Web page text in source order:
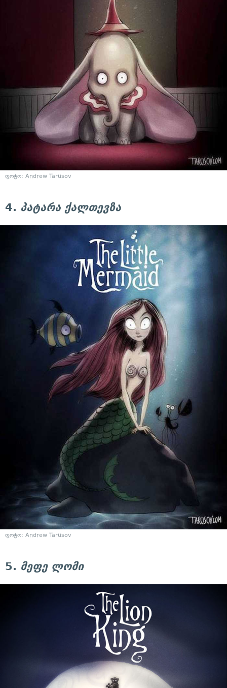
ფოტო: Andrew Tarusov
4. პატარა ქალთევზა
ფოტო: Andrew Tarusov
5. მეფე ლომი